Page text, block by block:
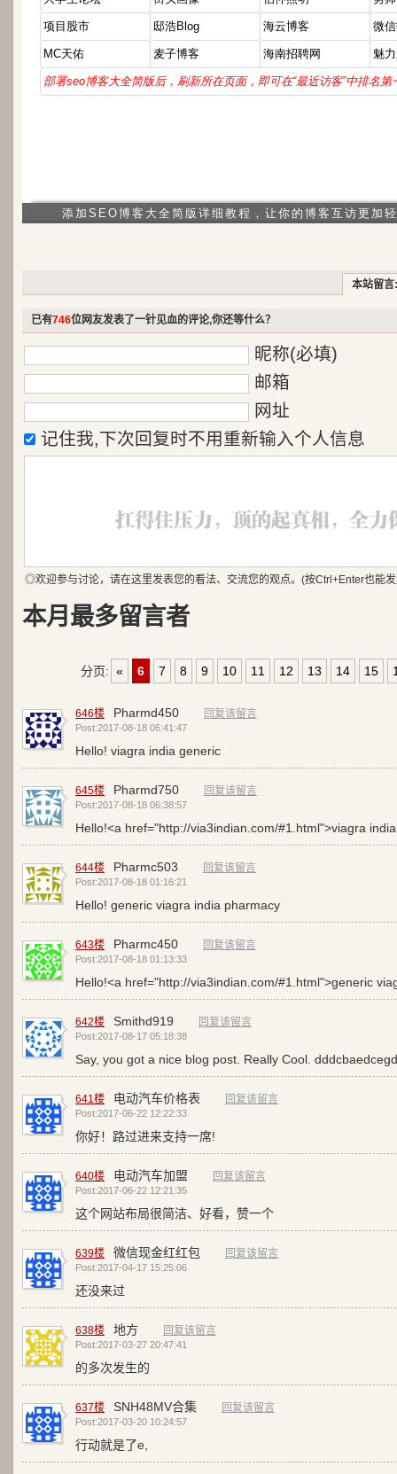
本站留
已有746位网友发表了一针见血的评论,你还等什么？
昵称(必填)
邮箱
网址
记住我,下次回复时不用重新输入个人信息
◎欢迎参与讨论，请在这里发表您的看法、交流您的观点。(按Ctrl+Enter也能
本月最多留言者
分页: « 6 7 8 9 10 11 12 13 14 15
646楼 Pharmd450 回复该留言
Post:2017-08-18 06:41:47
Hello! viagra india generic
645楼 Pharmd750 回复该留言
Post:2017-08-18 06:38:57
Hello!<a href="http://via3indian.com/#1.html">viagra
644楼 Pharmc503 回复该留言
Post:2017-08-18 01:16:21
Hello! generic viagra india pharmacy
643楼 Pharmc450 回复该留言
Post:2017-08-18 01:13:33
Hello!<a href="http://via3indian.com/#1.html">generic
642楼 Smithd919 回复该留言
Post:2017-08-17 05:18:38
Say, you got a nice blog post. Really Cool.
641楼 电动汽车价格表 回复该留言
Post:2017-06-22 12:22:33
你好！路过进来支持一席!
640楼 电动汽车加盟 回复该留言
Post:2017-06-22 12:21:35
这个网站布局很简洁、好看，赞一个
639楼 微信现金红红包 回复该留言
Post:2017-04-17 15:25:06
还没来过
638楼 地方 回复该留言
Post:2017-03-27 20:47:41
的多次发生的
637楼 SNH48MV合集 回复该留言
Post:2017-03-20 10:24:57
行动就是了e,